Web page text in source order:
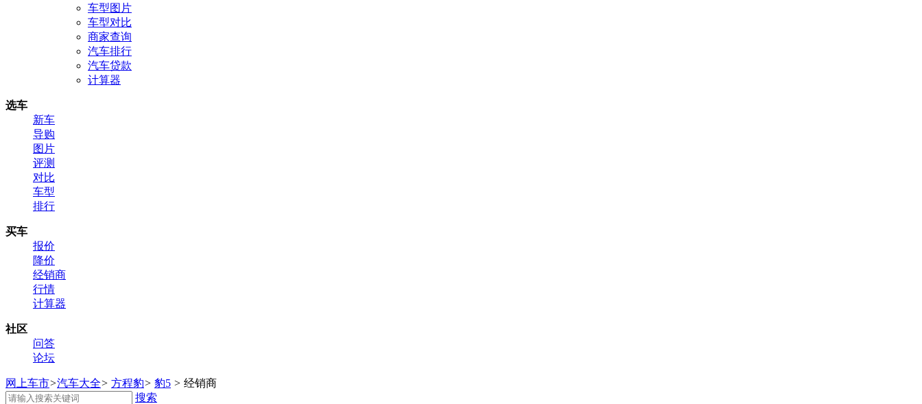
车型图片
车型对比
商家查询
汽车排行
汽车贷款
计算器
选车
新车
导购
图片
评测
对比
车型
排行
买车
报价
降价
经销商
行情
计算器
社区
问答
论坛
网上车市>汽车大全> 方程豹> 豹5 > 经销商
搜索